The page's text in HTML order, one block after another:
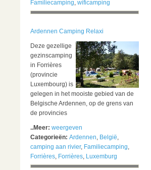
Familiecamping, wificamping
Ardennen Camping Relaxi
Deze gezellige
gezinscamping
in Forrières
(provincie
Luxembourg) is
gelegen in het mooiste gebied van de
Belgische Ardennen, op de grens van
de provincies
..Meer: weergeven
Categorieën: Ardennen, België,
camping aan rivier, Familiecamping,
Forrières, Forrières, Luxemburg